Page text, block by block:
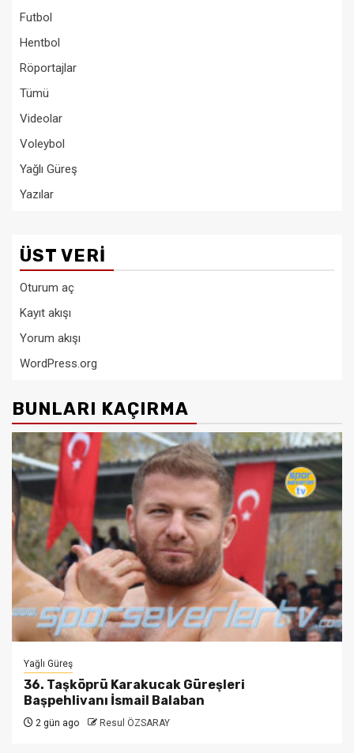
Futbol
Hentbol
Röportajlar
Tümü
Videolar
Voleybol
Yağlı Güreş
Yazılar
ÜST VERI
Oturum aç
Kayıt akışı
Yorum akışı
WordPress.org
BUNLARI KAÇIRMA
Yağlı Güreş
36. Taşköprü Karakucak Güreşleri
Başpehlivanı İsmail Balaban
2 gün ago Resul ÖZSARAY